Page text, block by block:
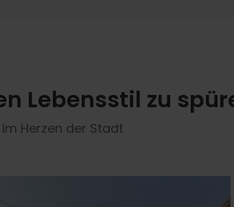
Lebensstil zu
Herzen der Stadt